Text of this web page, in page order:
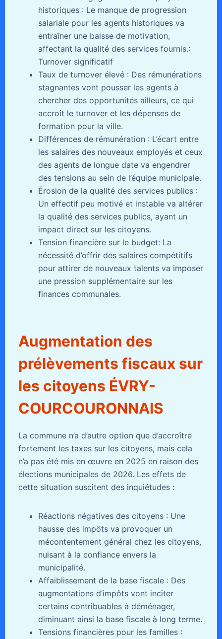
historiques : Le manque de progression
salariale pour les agents historiques va
entraîner une baisse de motivation,
affectant la qualité des services fournis.:
Turnover significatif
Taux de turnover élevé : Des rémunérations
stagnantes vont pousser les agents à
chercher des opportunités ailleurs, ce qui
accroît le turnover et les dépenses de
formation pour la ville.
Différences de rémunération : L’écart entre
les salaires des nouveaux employés et ceux
des agents de longue date va engendrer
des tensions au sein de l’équipe municipale.
Érosion de la qualité des services publics :
Un effectif peu motivé et instable va altérer
la qualité des services publics, ayant un
impact direct sur les citoyens.
Tension financière sur le budget: La
nécessité d’offrir des salaires compétitifs
pour attirer de nouveaux talents va imposer
une pression supplémentaire sur les
finances communales.
Augmentation des
prélèvements fiscaux sur
les citoyens ÉVRY-
COURCOURONNAIS
La commune n’a d’autre option que d’accroître
fortement les taxes sur les citoyens, mais cela
n’a pas été mis en œuvre en 2025 en raison des
élections municipales de 2026. Les effets de
cette situation suscitent des inquiétudes :
Réactions négatives des citoyens : Une
hausse des impôts va provoquer un
mécontentement général chez les citoyens,
nuisant à la confiance envers la
municipalité.
Affaiblissement de la base fiscale : Des
augmentations d’impôts vont inciter
certains contribuables à déménager,
diminuant ainsi la base fiscale à long terme.
Tensions financières pour les familles :